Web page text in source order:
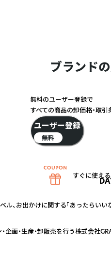
ブランド
ル、お出かけに関する「あったらい
企画・生産・卸販売を行う株式会社
無料のユーザー登録で
すべての商品の卸価格・取
ユーザー登録
無料
すぐに使え